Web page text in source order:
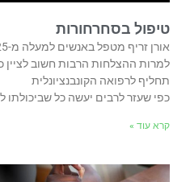
טיפול בסחרחורות
אורן זריף מטפל באנשים למעלה מ-25 שנה
למרות ההצלחות הרבות חשוב לציין
תחליף לרפואה הקונבנציונלית
כפי שעזר לרבים יעשה כל שביכולתו
קרא עוד »